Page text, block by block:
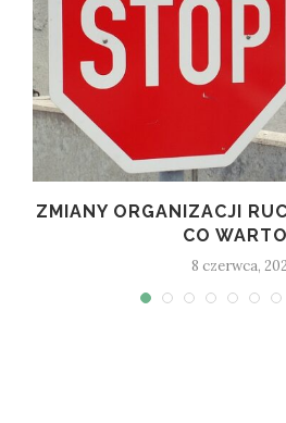
ZMIANY ORGANIZACJI
CO
8 czerwca,